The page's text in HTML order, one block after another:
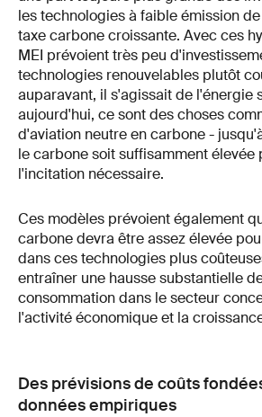
les technologies à faible émission
taxe carbone croissante. Avec ces
MEI prévoient très peu
technologies renouvelables plutôt
auparavant, il s'agissait de l'énergie
aujourd'hui, ce sont des choses
d'aviation neutre en carbone -
le carbone soit suffisamment élevée
l'incitation nécessaire.
Ces modèles prévoient également
carbone devra être assez élevée
dans ces technologies plus
entraîner une hausse substantielle
consommation dans le secteur
l'activité économique et la
Des prévisions de coûts
données empiriques